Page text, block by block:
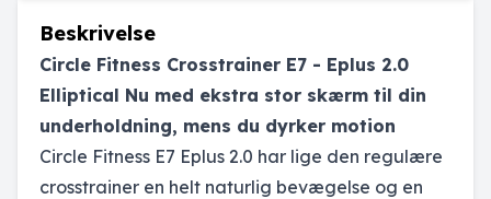
Beskrivelse
Circle Fitness Crosstrainer E7 - Eplus 2.0
Elliptical Nu med ekstra stor skærm til din
underholdning, mens du dyrker motion
Circle Fitness E7 Eplus 2.0 har lige den regulære
crosstrainer en helt naturlig bevægelse og en